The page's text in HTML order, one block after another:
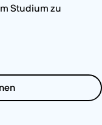
Studium zu